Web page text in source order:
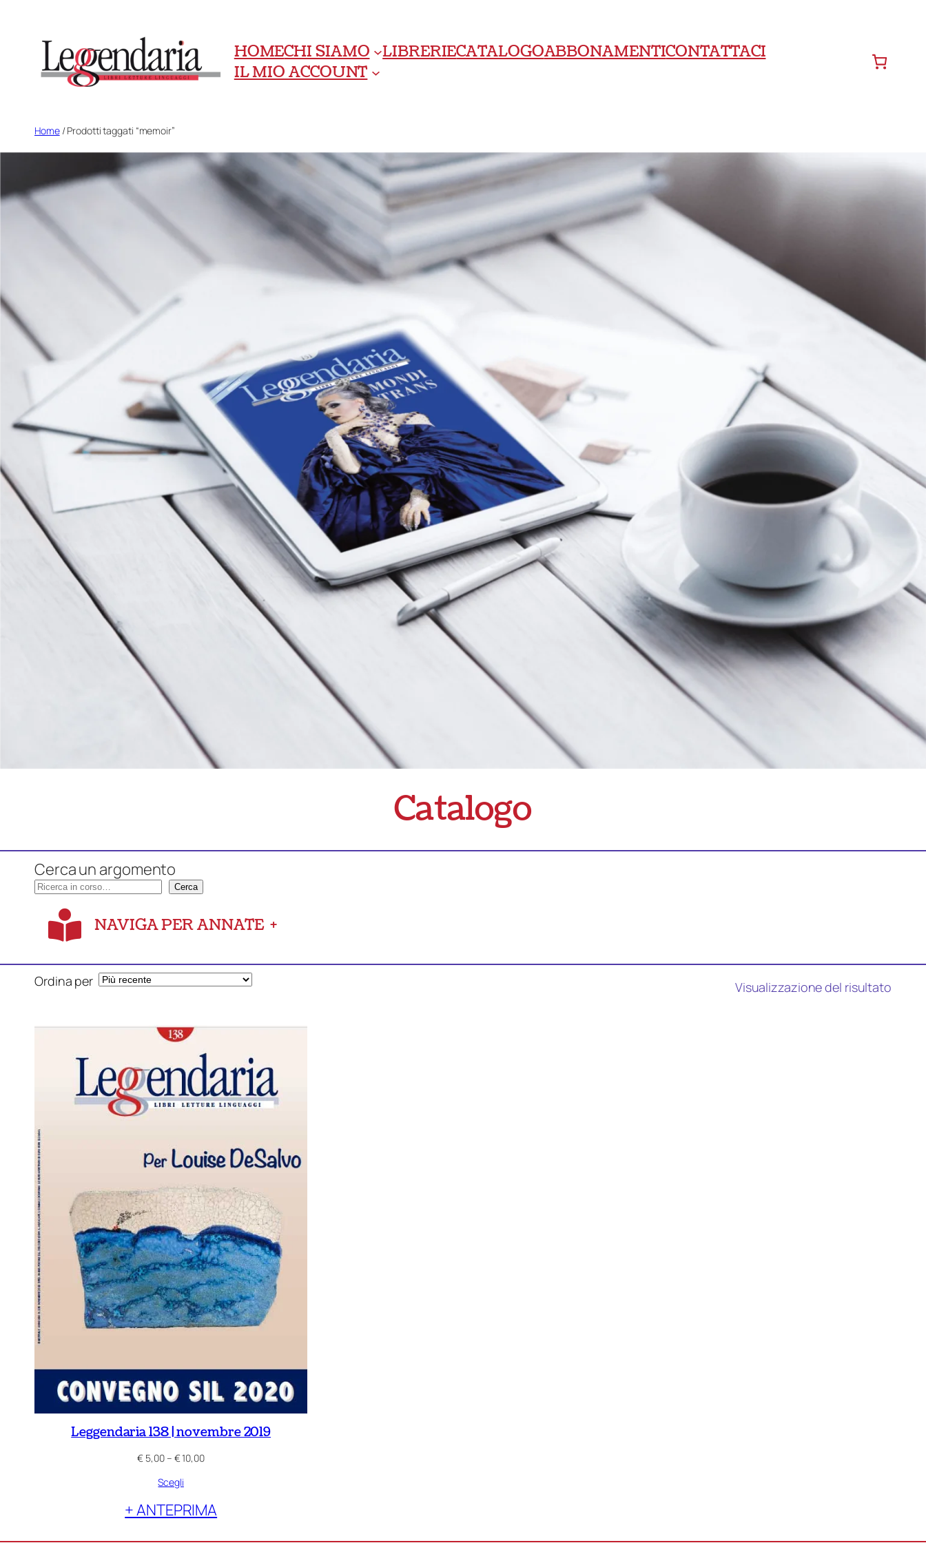
contenuto
HOMECHI SIAMO LIBRERIECATALOGOABBONAMENTICONTATTACI
IL MIO ACCOUNT
Home/ Prodotti taggati “memoir”
Catalogo
Cerca un argomento
Cerca
NAVIGA PER ANNATE +
Ordina per Visualizzazione del risultato
Leggendaria 138 | novembre 2019
€ 5,00– €10,00Fascia
€ 5,00
a
Scegli
+ ANTEPRIMA